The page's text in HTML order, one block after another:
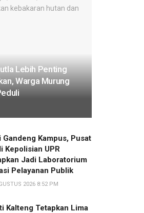
Lebih Penting
Warga Murung
Gandeng Kampus, Pusat
Kepolisian UPR
Jadi Laboratorium
Pelayanan Publik
2026 8:52 PM
Kalteng Tetapkan Lima